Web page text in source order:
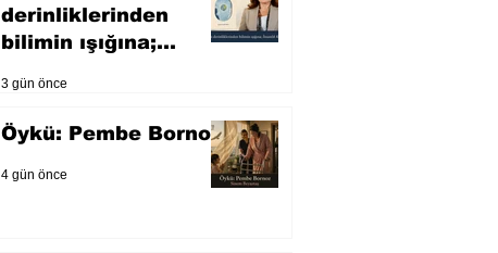
derinliklerinden
bilimin ışığına;
3 gün önce
Öykü: Pembe Bornoz
4 gün önce